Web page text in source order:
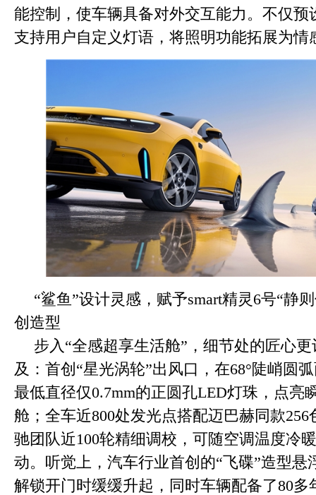
能控制，使车辆具备对外交互能力。不仅预
支持用户自定义灯语，将照明功能拓展为情
“鲨鱼”设计灵感，赋予smart精灵6号“静
创造型
步入“全感超享生活舱”，细节处的匠心
及：首创“星光涡轮”出风口，在68°陡峭圆
最低直径仅0.7mm的正圆孔LED灯珠，点亮
舱；全车近800处发光点搭配迈巴赫同款
驰团队近100轮精细调校，可随空调温度冷
动。听觉上，汽车行业首创的“飞碟”造型悬
解锁开门时缓缓升起，同时车辆配备了80多